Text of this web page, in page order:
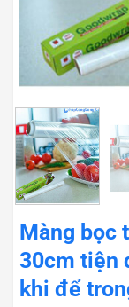
Màng bọc
30cm tiện
khi để